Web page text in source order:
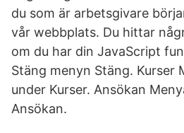
du som är arbetsgivare
vår webbplats. Du hittar
om du har din JavaScript
Stäng menyn Stäng. Kurser
under Kurser. Ansökan
Ansökan.